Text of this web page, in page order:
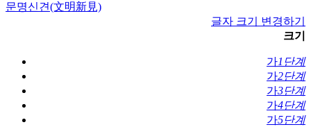
문명신견(文明新見)
글자 크기 변경하기
크기
가1단계
가2단계
가3단계
가4단계
가5단계